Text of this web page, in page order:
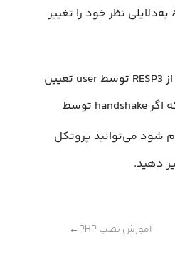
گذاشته شود اما Antirez به‌دلایلی نظر خود را تغییر
حال در Redis ۶ استفاده از RESP3 توسط user تعیین
می‌شود، به این صورت که اگر handshake توسط
شود می‌توانید پروتکل
آموزش نصب PHP ←